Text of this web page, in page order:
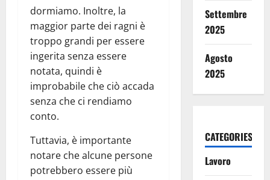
dormiamo. Inoltre, la
maggior parte dei ragni è
troppo grandi per essere
ingerita senza essere
notata, quindi è
improbabile che ciò accada
senza che ci rendiamo
conto.
Tuttavia, è importante
notare che alcune persone
potrebbero essere più
Settembre
2025
Agosto
2025
CATEGORIES
Lavoro